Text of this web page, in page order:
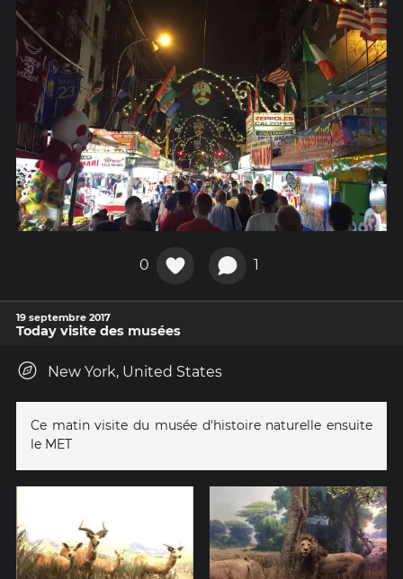
0 1
19 septembre 2017
Today visite des musées
New York, United States
Ce matin visite du musée d'histoire naturelle ensuite
le MET